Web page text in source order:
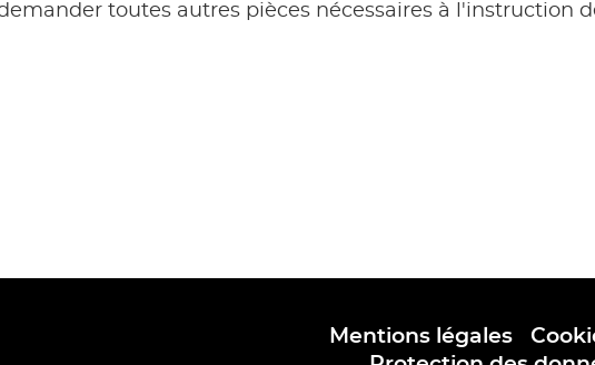
toutes autres pièces nécessaires à l'instruction
Mentions légales I